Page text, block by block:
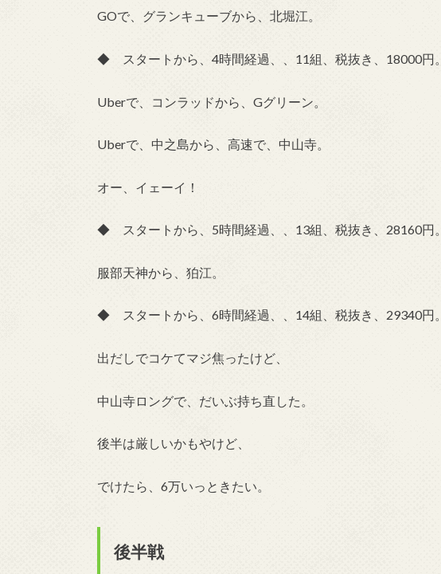
GOで、グランキューブから、北堀江。
◆ スタートから、4時間経過、、11組、税抜き、18000円。
Uberで、コンラッドから、Gグリーン。
Uberで、中之島から、高速で、中山寺。
オー、イェーイ！
◆ スタートから、5時間経過、、13組、税抜き、28160円。
服部天神から、狛江。
◆ スタートから、6時間経過、、14組、税抜き、29340円。
出だしでコケてマジ焦ったけど、
中山寺ロングで、だいぶ持ち直した。
後半は厳しいかもやけど、
でけたら、6万いっときたい。
後半戦